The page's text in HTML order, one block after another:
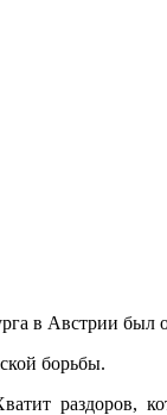
в Австрии был
борьбы.
раздоров,